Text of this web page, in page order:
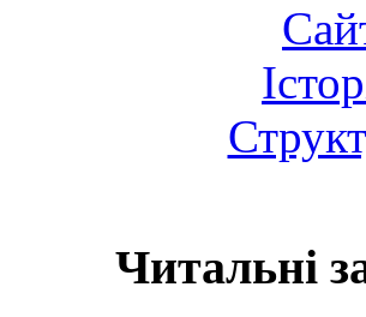
Читальні